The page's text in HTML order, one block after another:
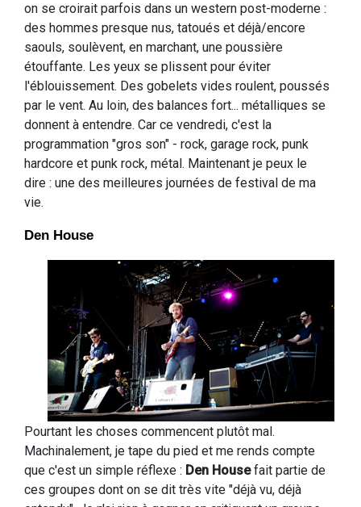
on se croirait parfois dans un western post-moderne :
des hommes presque nus, tatoués et déjà/encore
saouls, soulèvent, en marchant, une poussière
étouffante. Les yeux se plissent pour éviter
l'éblouissement. Des gobelets vides roulent, poussés
par le vent. Au loin, des balances fort... métalliques se
donnent à entendre. Car ce vendredi, c'est la
programmation "gros son" - rock, garage rock, punk
hardcore et punk rock, métal. Maintenant je peux le
dire : une des meilleures journées de festival de ma
vie.
Den House
Pourtant les choses commencent plutôt mal.
Machinalement, je tape du pied et me rends compte
que c'est un simple réflexe : Den Housefait partie de
ces groupes dont on se dit très vite "déjà vu, déjà